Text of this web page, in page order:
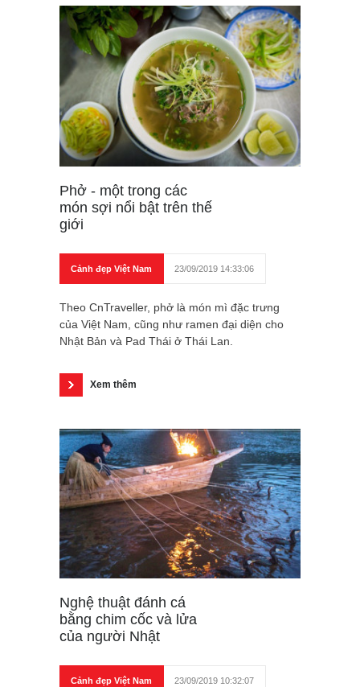
Phở - một trong các
món sợi nổi bật trên thế
giới
Cảnh đẹp Việt Nam 23/09/2019 14:33:06
Theo CnTraveller, phở là món mì đặc trưng
của Việt Nam, cũng như ramen đại diện cho
Nhật Bản và Pad Thái ở Thái Lan.
Xem thêm
Nghệ thuật đánh cá
bằng chim cốc và lửa
của người Nhật
Cảnh đẹp Việt Nam 23/09/2019 10:32:07